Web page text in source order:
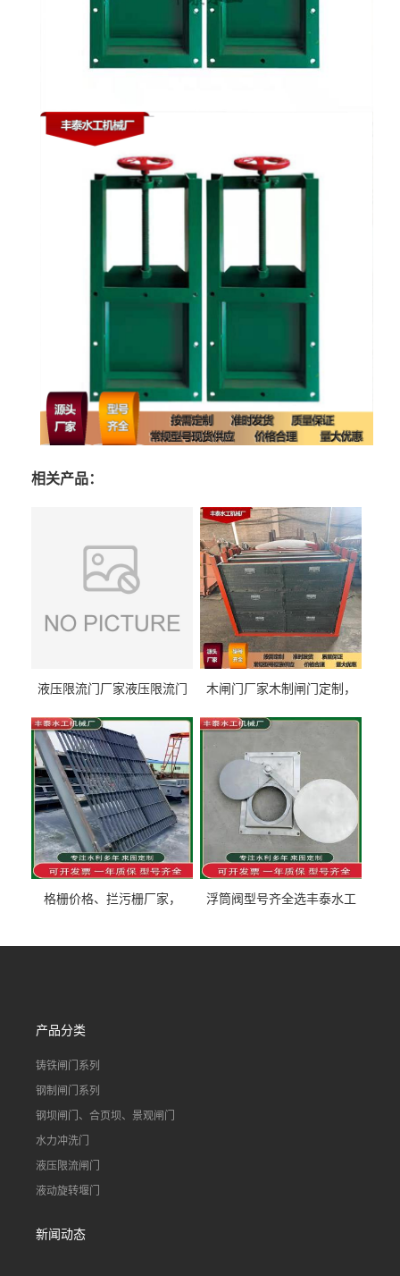
相关产品：
液压限流门厂家液压限流门
泰制造
木闸门厂家木制闸门定制，
型号齐全
格栅价格、拦污栅厂家，
浮筒阀型号齐全选丰泰水工
道水库电站污水处理钢制闸
产品分类
铸铁闸门系列
钢制闸门系列
钢坝闸门、合页坝、景观闸门
水力冲洗门
液压限流闸门
液动旋转堰门
新闻动态